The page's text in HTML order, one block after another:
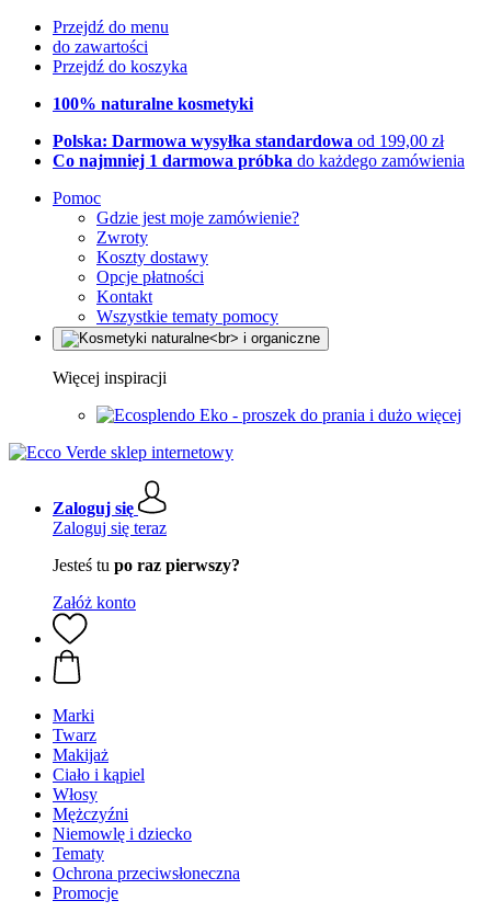
Przejdź do menu
do zawartości
Przejdź do koszyka
100% naturalne kosmetyki
Polska: Darmowa wysyłka standardowa od 199,00 zł
Co najmniej 1 darmowa próbka do każdego zamówienia
Pomoc
Gdzie jest moje zamówienie?
Zwroty
Koszty dostawy
Opcje płatności
Kontakt
Wszystkie tematy pomocy
Więcej inspiracji
Eko - proszek do prania i dużo więcej
Zaloguj się
Zaloguj się teraz
Jesteś tu po raz pierwszy?
Załóż konto
Marki
Twarz
Makijaż
Ciało i kąpiel
Włosy
Mężczyźni
Niemowlę i dziecko
Tematy
Ochrona przeciwsłoneczna
Promocje